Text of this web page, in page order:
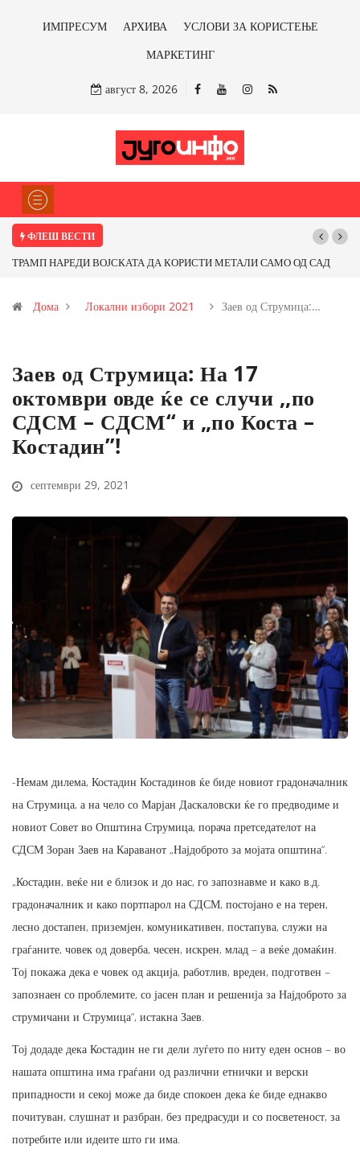
ИМПРЕСУМ АРХИВА
УСЛОВИ ЗА КОРИСТЕЊЕ
МАРКЕТИНГ
август 8, 2026
ФЛЕШ ВЕСТИ
САМО ОД САД
Почнува реконструкцијата на улицата „5-ти
Дома Локални избори 2021 Заев од Струмица:…
Заев од Струмица: На 17
октомври овде ќе се случи ,,по
СДСМ – СДСМ“ и „по Коста –
Костадин”!
септември 29, 2021
-Немам дилема, Костадин Костадинов ќе биде новиот градоначалник
на Струмица, а на чело со Марјан Даскаловски ќе го предводиме и
новиот Совет во Општина Струмица, порача претседателот на
СДСМ Зоран Заев на Караванот „Најдоброто за мојата општина“.
„Костадин, веќе ни е близок и до нас, го запознавме и како в.д.
градоначалник и како портпарол на СДСМ, постојано е на терен,
лесно достапен, приземјен, комуникативен, постапува, служи на
граѓаните, човек од доверба, чесен, искрен, млад – а веќе домаќин.
Тој покажа дека е човек од акција, работлив, вреден, подготвен –
запознаен со проблемите, со јасен план и решенија за Најдоброто за
струмичани и Струмица“, истакна Заев.
Тој додаде дека Костадин не ги дели луѓето по ниту еден основ – во
нашата општина има граѓани од различни етнички и верски
припадности и секој може да биде спокоен дека ќе биде еднакво
почитуван, слушнат и разбран, без предрасуди и со посветеност, за
потребите или идеите што ги има.